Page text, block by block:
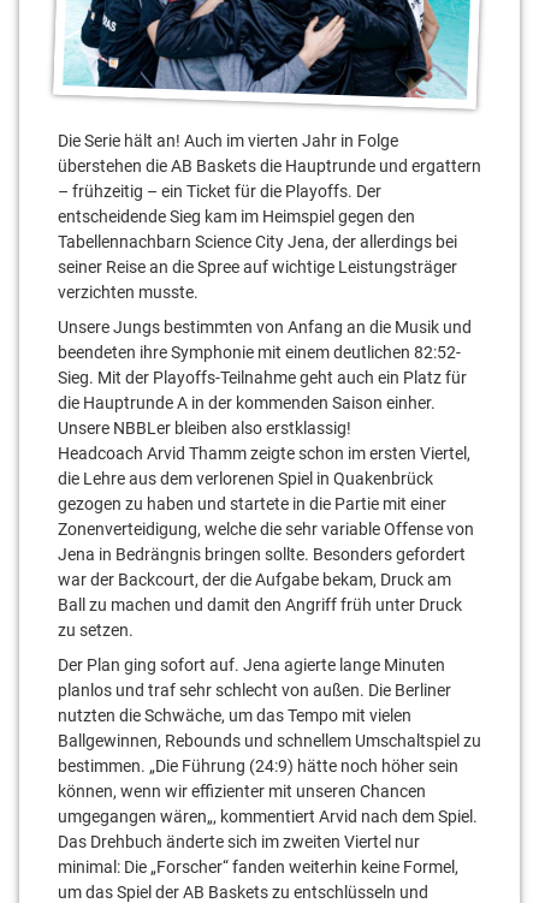
Die Serie hält an! Auch im vierten Jahr in Folge
überstehen die AB Baskets die Hauptrunde und ergattern
– frühzeitig – ein Ticket für die Playoffs. Der
entscheidende Sieg kam im Heimspiel gegen den
Tabellennachbarn Science City Jena, der allerdings bei
seiner Reise an die Spree auf wichtige Leistungsträger
verzichten musste.
Unsere Jungs bestimmten von Anfang an die Musik und
beendeten ihre Symphonie mit einem deutlichen 82:52-
Sieg. Mit der Playoffs-Teilnahme geht auch ein Platz für
die Hauptrunde A in der kommenden Saison einher.
Unsere NBBLer bleiben also erstklassig!
Headcoach Arvid Thamm zeigte schon im ersten Viertel,
die Lehre aus dem verlorenen Spiel in Quakenbrück
gezogen zu haben und startete in die Partie mit einer
Zonenverteidigung, welche die sehr variable Offense von
Jena in Bedrängnis bringen sollte. Besonders gefordert
war der Backcourt, der die Aufgabe bekam, Druck am
Ball zu machen und damit den Angriff früh unter Druck
zu setzen.
Der Plan ging sofort auf. Jena agierte lange Minuten
planlos und traf sehr schlecht von außen. Die Berliner
nutzten die Schwäche, um das Tempo mit vielen
Ballgewinnen, Rebounds und schnellem Umschaltspiel zu
bestimmen. „Die Führung (24:9) hätte noch höher sein
können, wenn wir effizienter mit unseren Chancen
umgegangen wären„, kommentiert Arvid nach dem Spiel.
Das Drehbuch änderte sich im zweiten Viertel nur
minimal: Die „Forscher“ fanden weiterhin keine Formel,
um das Spiel der AB Baskets zu entschlüsseln und